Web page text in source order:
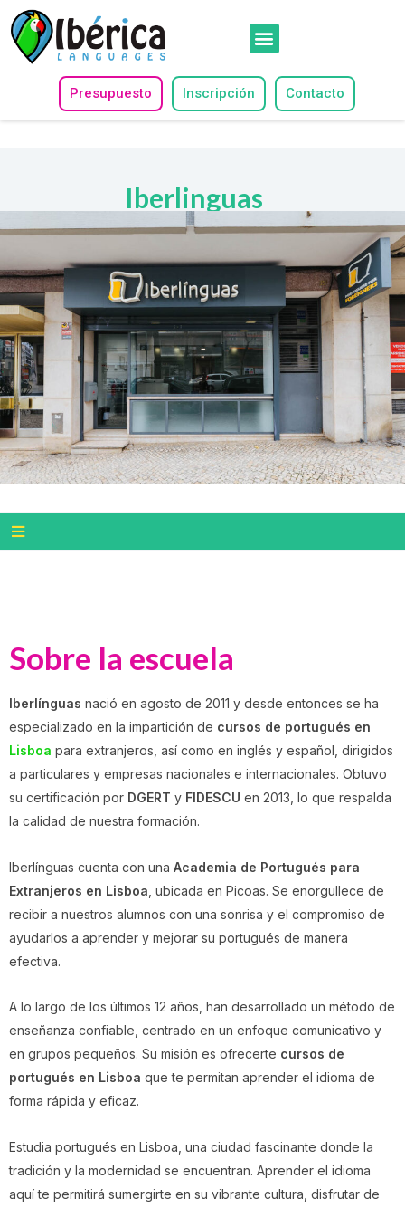
Presupuesto Inscripción Contacto
Iberlinguas
Sobre la escuela
Iberlínguas nació en agosto de 2011 y desde entonces se ha
especializado en la impartición de cursos de portugués en
Lisboa para extranjeros, así como en inglés y español, dirigidos
a particulares y empresas nacionales e internacionales. Obtuvo
su certificación por DGERT y FIDESCU en 2013, lo que respalda
la calidad de nuestra formación.
Iberlínguas cuenta con una Academia de Portugués para
Extranjeros en Lisboa , ubicada en Picoas. Se enorgullece de
recibir a nuestros alumnos con una sonrisa y el compromiso de
ayudarlos a aprender y mejorar su portugués de manera
efectiva.
A lo largo de los últimos 12 años, han desarrollado un método de
enseñanza confiable, centrado en un enfoque comunicativo y
en grupos pequeños. Su misión es ofrecerte cursos de
portugués en Lisboa que te permitan aprender el idioma de
forma rápida y eficaz.
Estudia portugués en Lisboa, una ciudad fascinante donde la
tradición y la modernidad se encuentran. Aprender el idioma
aquí te permitirá sumergirte en su vibrante cultura, disfrutar de